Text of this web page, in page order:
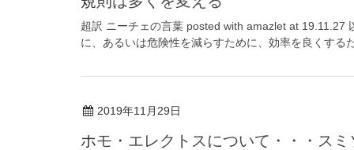
超訳 ニーチェの言葉 posted with amazlet at 19.11.27
に、あるいは危険性を減らすために、効率を良くす
2019年11月29日
ホモ・エレクトスについて・・・ス